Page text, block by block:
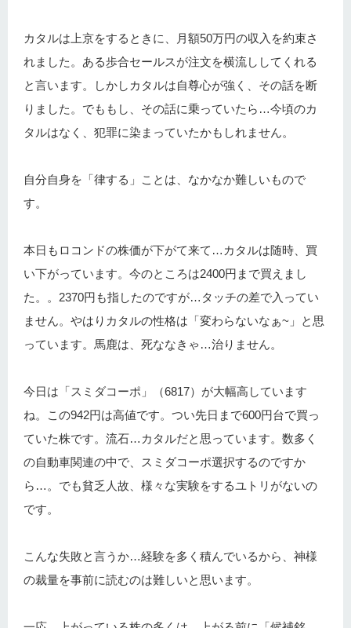
カタルは上京をするときに、月額50万円の収入を約束さ
れました。ある歩合セールスが注文を横流ししてくれる
と言います。しかしカタルは自尊心が強く、その話を断
りました。でももし、その話に乗っていたら…今頃のカ
タルはなく、犯罪に染まっていたかもしれません。
自分自身を「律する」ことは、なかなか難しいもので
す。
本日もロコンドの株価が下がて来て…カタルは随時、買
い下がっています。今のところは2400円まで買えまし
た。。2370円も指したのですが…タッチの差で入ってい
ません。やはりカタルの性格は「変わらないなぁ~」と思
っています。馬鹿は、死ななきゃ…治りません。
今日は「スミダコーポ」（6817）が大幅高しています
ね。この942円は高値です。つい先日まで600円台で買っ
ていた株です。流石…カタルだと思っています。数多く
の自動車関連の中で、スミダコーポ選択するのですか
ら…。でも貧乏人故、様々な実験をするユトリがないの
です。
こんな失敗と言うか…経験を多く積んでいるから、神様
の裁量を事前に読むのは難しいと思います。